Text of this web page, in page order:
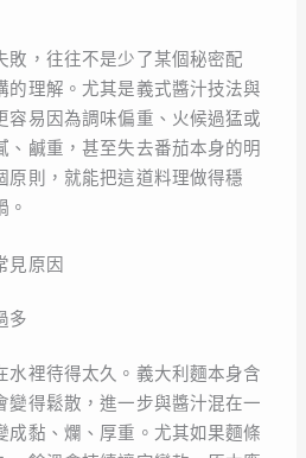
敗，往往不是少了某個秘密配
的理解。尤其是義式醬汁技法與
容易因為調味偏重、火候過猛或
、鹹重，甚至失去番茄本身的明
原則，就能把這道料理做得穩
。
見原因
多
水裡待得太久。義大利麵本身含
變得鬆散，進一步與醬汁混在一
成黏、爛、厚重。尤其如果麵條